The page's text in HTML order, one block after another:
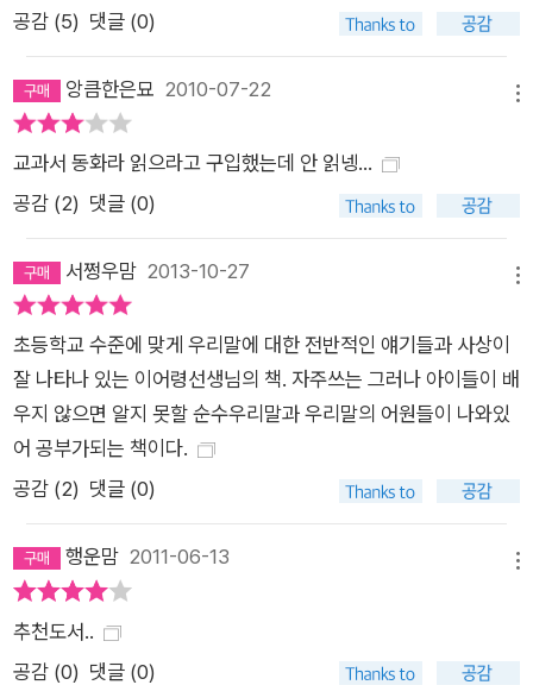
공감 (5) 댓글 (0)
앙큼한은묘 2010-07-22
교과서 동화라 읽으라고 구입했는데 안 읽넹...
공감 (2) 댓글 (0)
서쩡우맘 2013-10-27
초등학교 수준에 맞게 우리말에 대한 전반적인 얘기들과 사상이
잘 나타나 있는 이어령선생님의 책. 자주쓰는 그러나 아이들이 배
우지 않으면 알지 못할 순수우리말과 우리말의 어원들이 나와있
어 공부가되는 책이다.
공감 (2) 댓글 (0)
행운맘 2011-06-13
추천도서..
공감 (0) 댓글 (0)